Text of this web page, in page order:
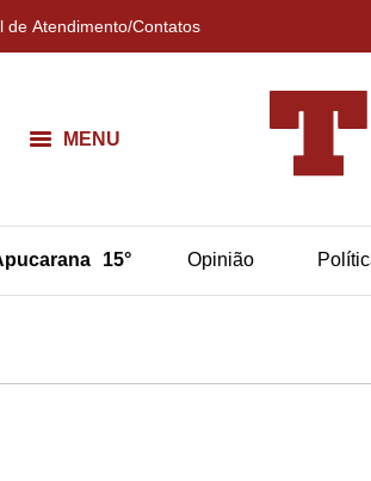
de Atendimento/Contatos
MENU
15° Opinião